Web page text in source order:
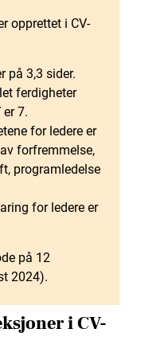
opprettet i CV-
på 3,3 sider.
ferdigheter
7.
for ledere er
forfremmelse,
programledelse
for ledere er
på 12
2024).
i CV-